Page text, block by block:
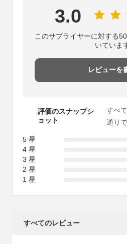
3.0
このサプライヤーに対する
いていま
レビューを
評価のスナップシ
ョット
すべ
通り
5 星
4 星
3 星
2 星
1 星
すべてのレビュー